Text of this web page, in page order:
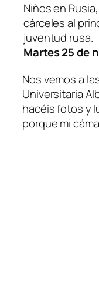
Niños en
cárceles al
juventud rusa.
Martes 25 de
Nos vemos a
Universitaria
hacéis fotos y
porque mi